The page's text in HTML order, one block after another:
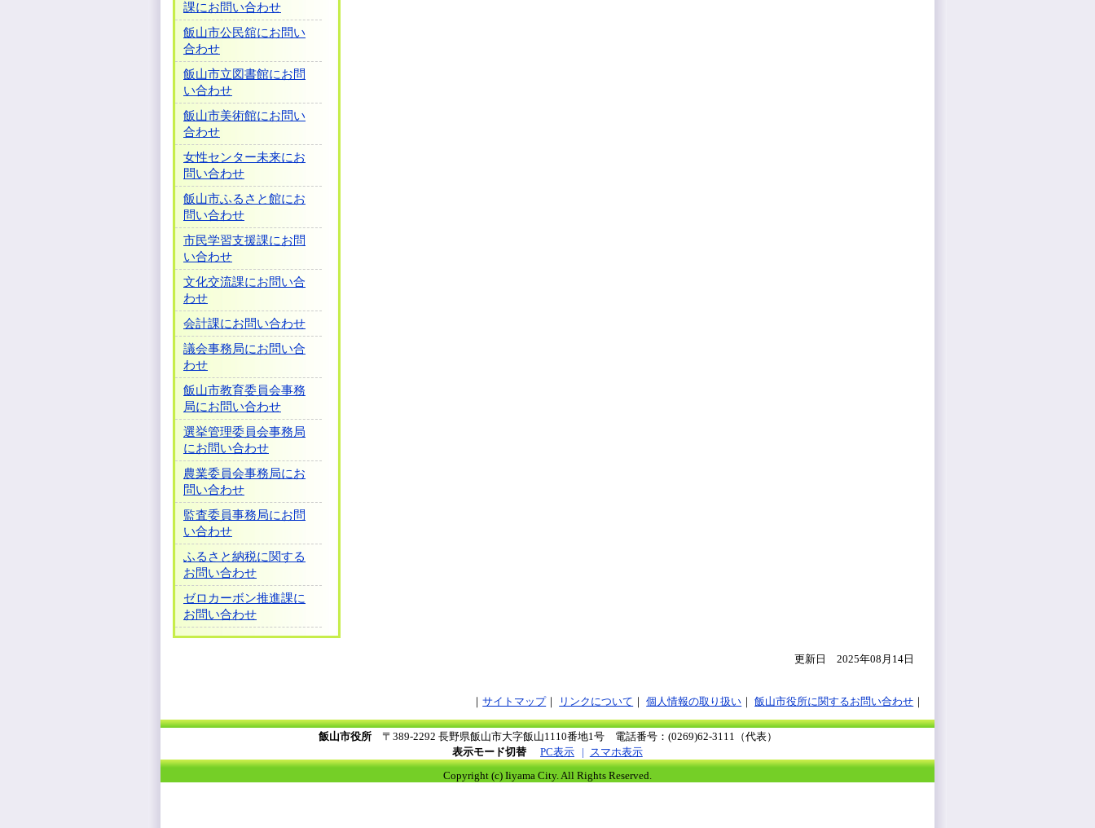
課にお問い合わせ
飯山市公民舘にお問い
合わせ
飯山市立図書館にお問
い合わせ
飯山市美術館にお問い
合わせ
女性センター未来にお
問い合わせ
飯山市ふるさと館にお
問い合わせ
市民学習支援課にお問
い合わせ
文化交流課にお問い合
わせ
会計課にお問い合わせ
議会事務局にお問い合
わせ
飯山市教育委員会事務
局にお問い合わせ
選挙管理委員会事務局
にお問い合わせ
農業委員会事務局にお
問い合わせ
監査委員事務局にお問
い合わせ
ふるさと納税に関する
お問い合わせ
ゼロカーボン推進課に
お問い合わせ
更新日 2025年08月14日
サイトマップ リンクについて 個人情報の取り扱い 飯山市役所に関するお問い合わせ
飯山市役所 〒389-2292 長野県飯山市大字飯山1110番地1号
電話番号：(0269)62-3111（代表）
表示モード切替
PC表示 スマホ表示
Copyright (c) Iiyama City. All Rights Reserved.